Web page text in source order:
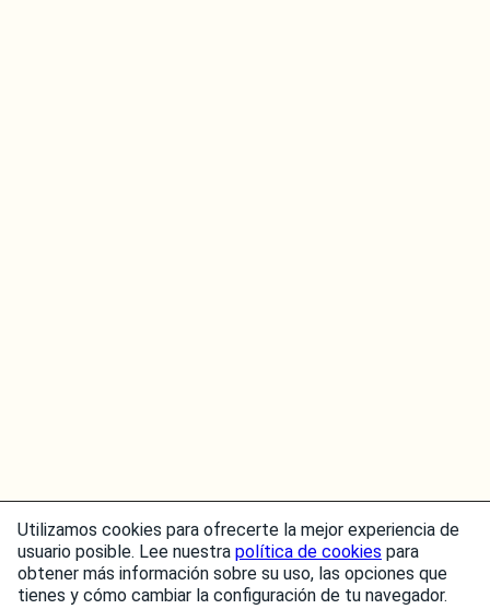
Utilizamos cookies para ofrecerte la mejor experiencia de
usuario posible. Lee nuestra política de cookies para
obtener más información sobre su uso, las opciones que
tienes y cómo cambiar la configuración de tu navegador.